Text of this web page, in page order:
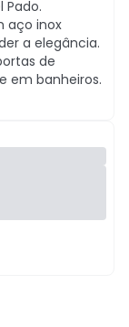
aço inox
a elegância.
de
em banheiros.